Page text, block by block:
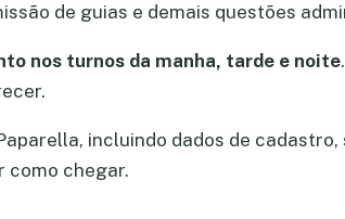
de guias e demais questões
nos turnos da manha, tarde e noite
incluindo dados de
como chegar.